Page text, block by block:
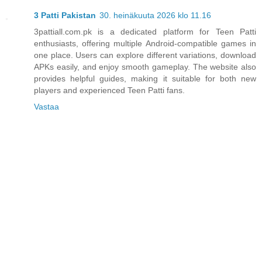
3 Patti Pakistan 30. heinäkuuta 2026 klo 11.16
3pattiall.com.pk is a dedicated platform for Teen Patti
enthusiasts, offering multiple Android-compatible games in
one place. Users can explore different variations, download
APKs easily, and enjoy smooth gameplay. The website also
provides helpful guides, making it suitable for both new
players and experienced Teen Patti fans.
Vastaa